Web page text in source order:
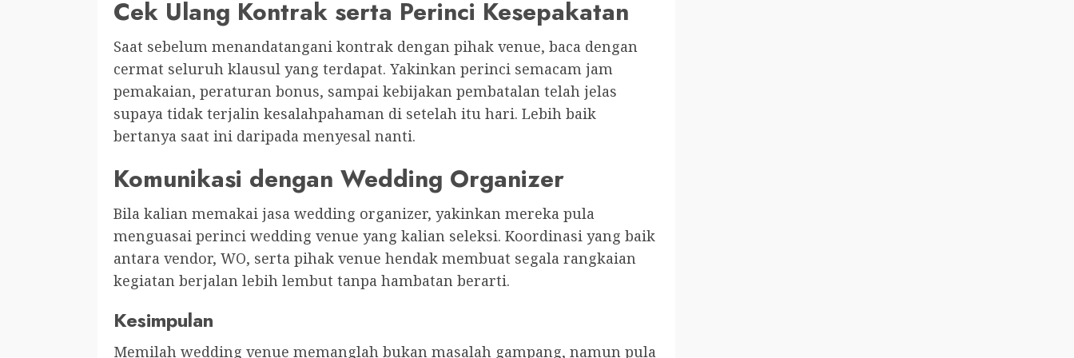
Cek Ulang Kontrak serta Perinci Kesepakatan
Saat sebelum menandatangani kontrak dengan pihak venue, baca dengan
cermat seluruh klausul yang terdapat. Yakinkan perinci semacam jam
pemakaian, peraturan bonus, sampai kebijakan pembatalan telah jelas
supaya tidak terjalin kesalahpahaman di setelah itu hari. Lebih baik
bertanya saat ini daripada menyesal nanti.
Komunikasi dengan Wedding Organizer
Bila kalian memakai jasa wedding organizer, yakinkan mereka pula
menguasai perinci wedding venue yang kalian seleksi. Koordinasi yang baik
antara vendor, WO, serta pihak venue hendak membuat segala rangkaian
kegiatan berjalan lebih lembut tanpa hambatan berarti.
Kesimpulan
Memilah wedding venue memanglah bukan masalah gampang, namun pula